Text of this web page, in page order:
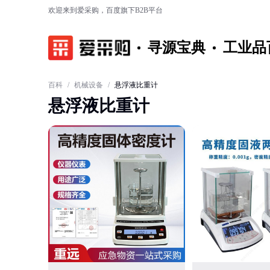
欢迎来到爱采购，百度旗下B2B平台
寻源宝典 工业品
百科 / 机械设备 / 悬浮液比重计
悬浮液比重计